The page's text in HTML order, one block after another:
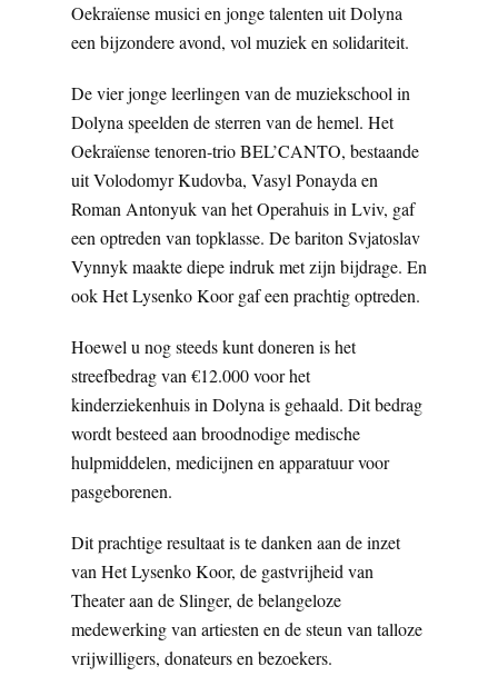
Oekraïense musici en jonge talenten uit Dolyna
een bijzondere avond, vol muziek en solidariteit.
De vier jonge leerlingen van de muziekschool in
Dolyna speelden de sterren van de hemel. Het
Oekraïense tenoren-trio BEL’CANTO, bestaande
uit Volodomyr Kudovba, Vasyl Ponayda en
Roman Antonyuk van het Operahuis in Lviv, gaf
een optreden van topklasse. De bariton Svjatoslav
Vynnyk maakte diepe indruk met zijn bijdrage. En
ook Het Lysenko Koor gaf een prachtig optreden.
Hoewel u nog steeds kunt doneren is het
streefbedrag van €12.000 voor het
kinderziekenhuis in Dolyna is gehaald. Dit bedrag
wordt besteed aan broodnodige medische
hulpmiddelen, medicijnen en apparatuur voor
pasgeborenen.
Dit prachtige resultaat is te danken aan de inzet
van Het Lysenko Koor, de gastvrijheid van
Theater aan de Slinger, de belangeloze
medewerking van artiesten en de steun van talloze
vrijwilligers, donateurs en bezoekers.